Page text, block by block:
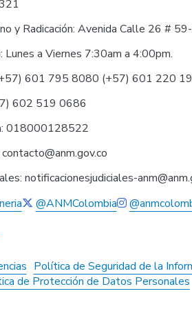
y Radicación: Avenida Calle 26 #
Lunes a Viernes 7:30am a 4:00pm.
601 795 8080 (+57) 601 220
602 519 0686
018000128522
notificacionesjudiciales-
@ANMColombia
Política de Seguridad de la
de Protección de Datos Personales